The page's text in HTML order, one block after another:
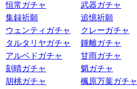
恒常ガチャ
武器ガチャ
集録祈願
追憶祈願
ウェンティガチャ
クレーガチャ
タルタリヤガチャ
鍾離ガチャ
アルベドガチャ
甘雨ガチャ
刻晴ガチャ
魈ガチャ
胡桃ガチャ
楓原万葉ガチャ